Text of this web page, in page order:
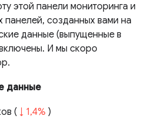
этой панели мониторинга и
панелей, созданных вами на
данные (выпущенные в
И мы скоро
данные
( ↓ 1,4% )